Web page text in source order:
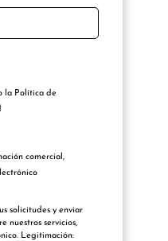
la Política de
comercial,
solicitudes y enviar
nuestros servicios,
Legitimación: